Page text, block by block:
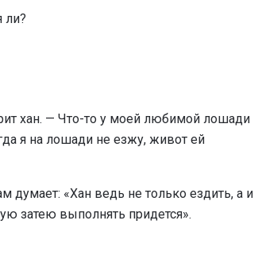
ли?
хан. — Что-то у моей любимой лошади
я на лошади не езжу, живот ей
думает: «Хан ведь не только ездить, а и
затею выполнять придется».